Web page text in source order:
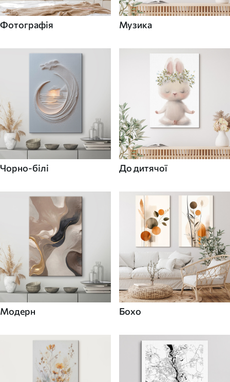
Фотографія Музика
Чорно-білі До дитячої
Модерн Бохо